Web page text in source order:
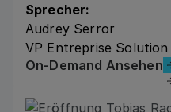
Sprecher:
Audrey Serror
VP Entreprise Solution
On-
On-Demand Ansehen